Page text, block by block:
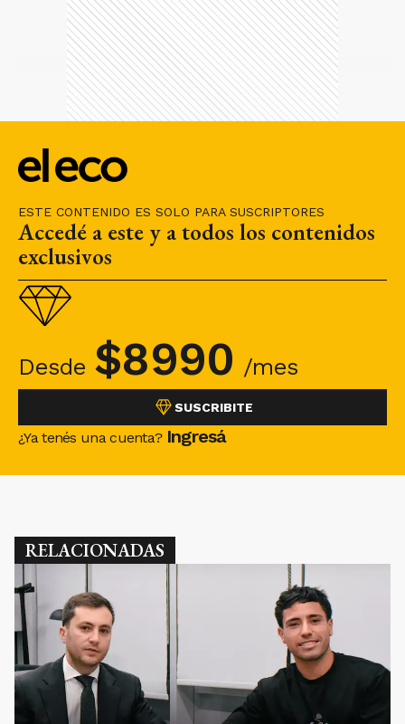
ESTE CONTENIDO ES SOLO PARA SUSCRIPTORES
Accedé a este y a todos los contenidos
exclusivos
Desde $8990 /mes
SUSCRIBITE
¿Ya tenés una cuenta? Ingresá
RELACIONADAS